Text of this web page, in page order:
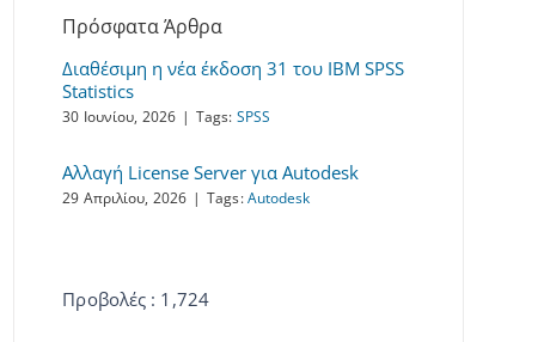
Πρόσφατα Άρθρα
Διαθέσιμη η νέα έκδοση 31 του IBM SPSS
Statistics
30 Ιουνίου, 2026 | Tags: SPSS
Αλλαγή License Server για Autodesk
29 Απριλίου, 2026 | Tags:Autodesk
Προβολές : 1,724